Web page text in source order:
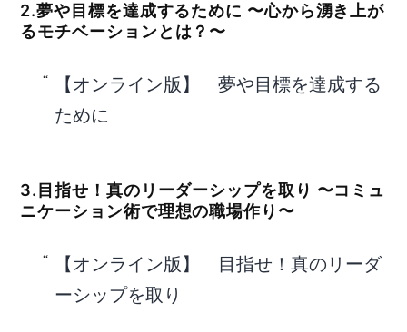
2.夢や目標を達成するために 〜心から湧き上が
るモチベーションとは？〜
【オンライン版】 夢や目標を達成する
ために
3.目指せ！真のリーダーシップを取り 〜コミュ
ニケーション術で理想の職場作り〜
【オンライン版】 目指せ！真のリーダ
ーシップを取り